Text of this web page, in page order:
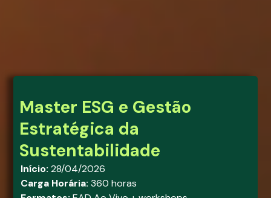
Master ESG e Gestão
Estratégica da
Sustentabilidade
Início: 28/04/2026
Carga Horária: 360 horas